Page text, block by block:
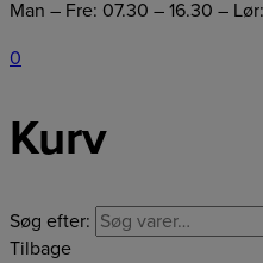
Man – Fre: 07.30 – 16.30 –
0
Kurv
Søg efter:
Tilbage